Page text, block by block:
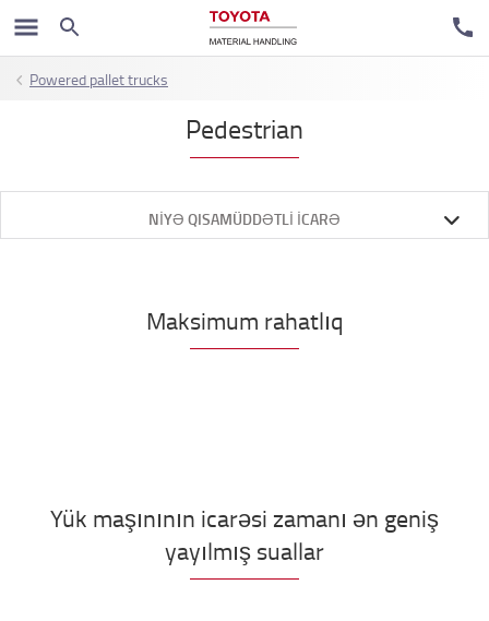
Powered pallet trucks
Pedestrian
NIYƏ QISAMÜDDƏTLI ICARƏ
Maksimum rahatlıq
Yük maşınının icarəsi zamanı ən geniş
yayılmış suallar